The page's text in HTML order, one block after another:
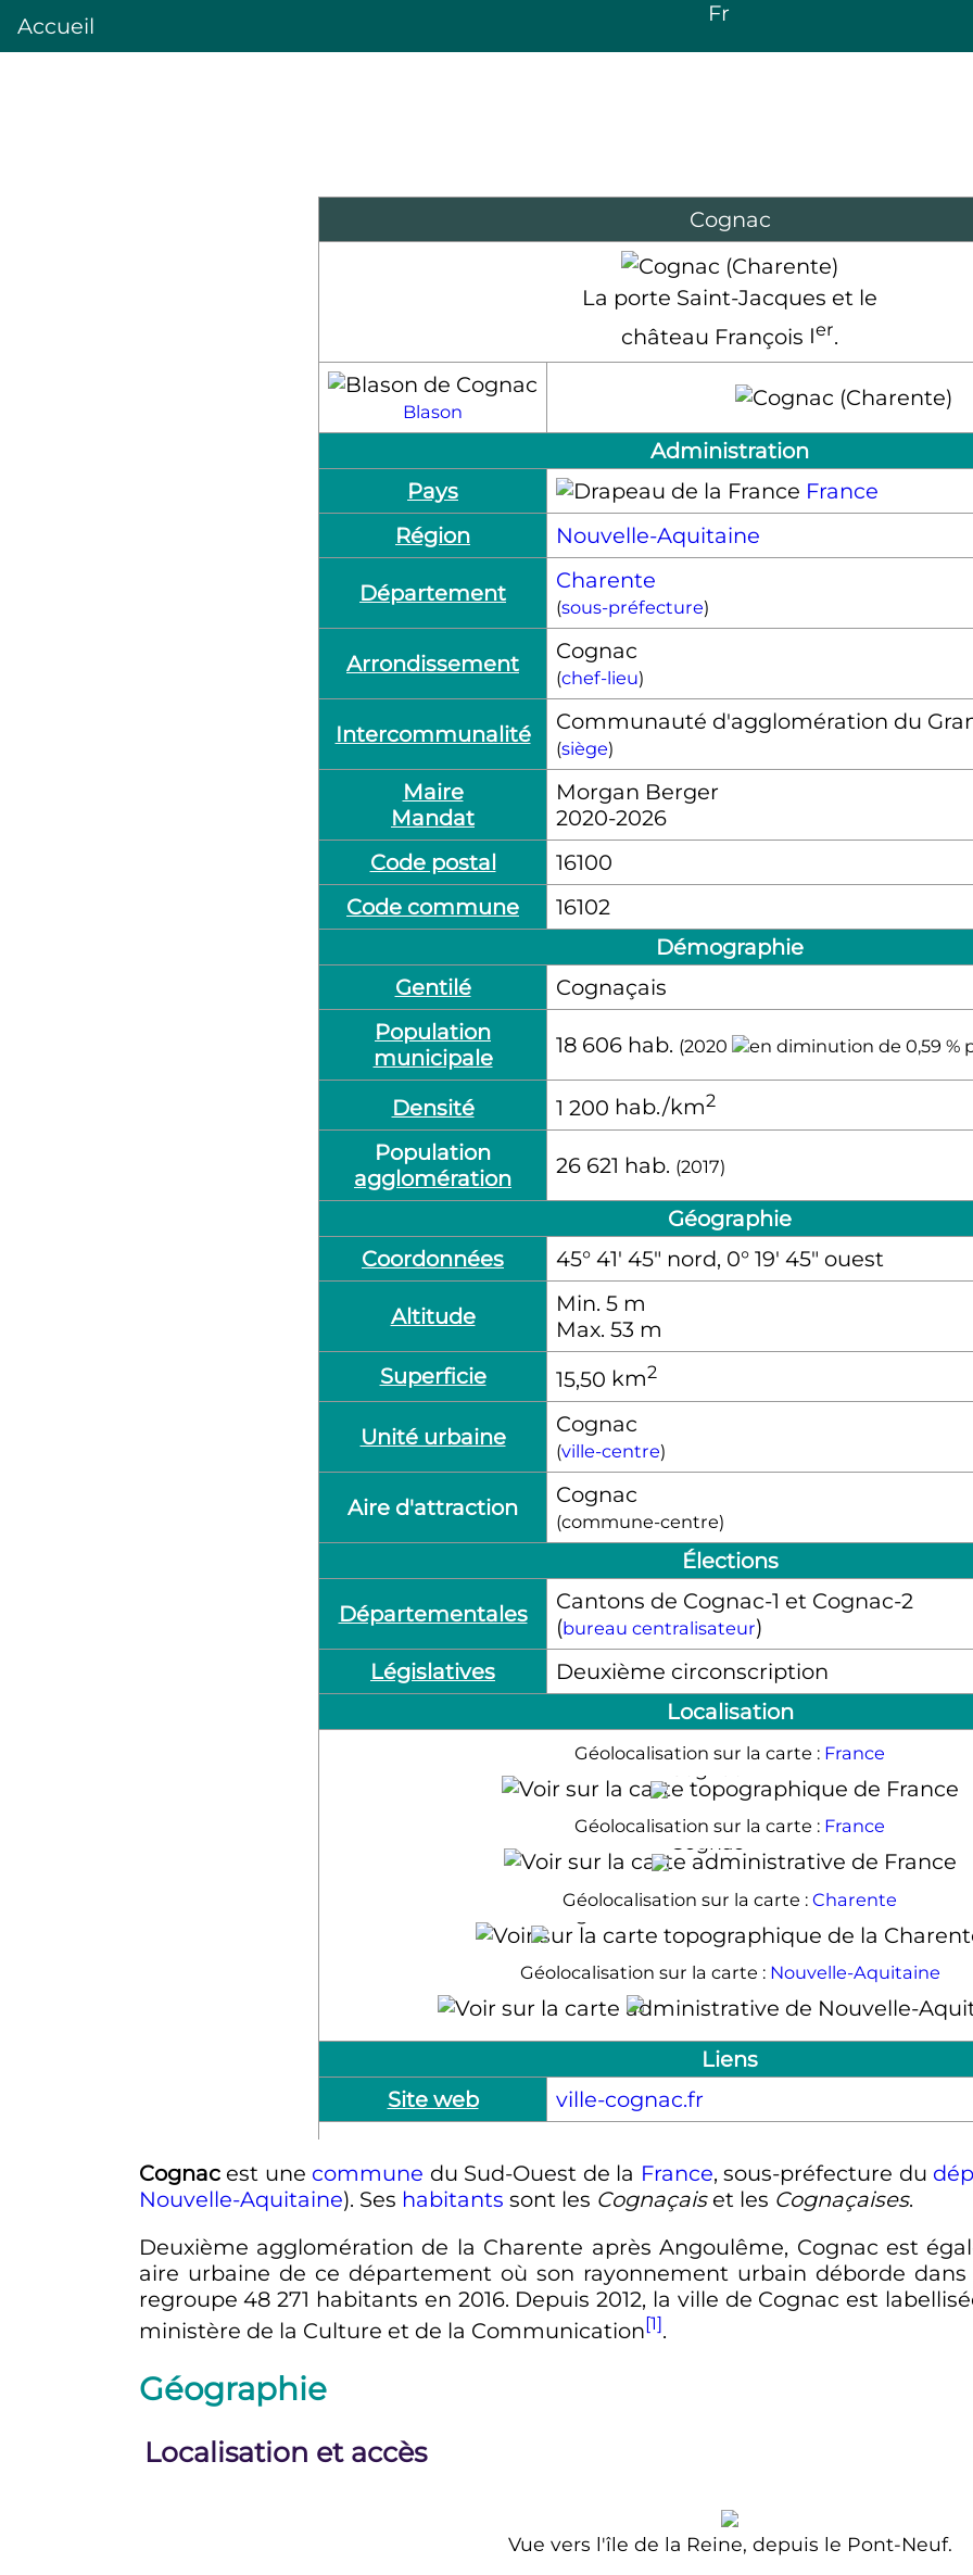
Accueil Fr
Cognac
La porte Saint-Jacques et le
château François Ier.
Blason
Administration
Pays
France
Région
Nouvelle-Aquitaine
Département Charente
(sous-préfecture)
Arrondissement Cognac
(chef-lieu)
Intercommunalité Communauté d'agglomération du
(siège)
Maire
Mandat
Morgan Berger
2020-2026
Code postal
16100
Code commune
16102
Démographie
Gentilé
Cognaçais
Population
municipale
18 606 hab. (2020
Densité 1 200 hab./km2
Population
agglomération
26 621 hab. (2017)
Géographie
Coordonnées
45° 41′ 45″ nord, 0° 19′ 45″ ouest
Altitude Min. 5 m
Max. 53 m
Superficie
15,50 km2
Unité urbaine Cognac
(ville-centre)
Aire d'attraction Cognac
(commune-centre)
Élections
Départementales
Cantons de Cognac-1 et Cognac-2
(bureau centralisateur)
Législatives
Deuxième circonscription
Localisation
Géolocalisation sur la carte : France
Géolocalisation sur la carte : France
Géolocalisation sur la carte : Charente
Cognac
Géolocalisation sur la carte : Nouvelle-Aquitaine
Cognac
Liens
Site web
ville-cognac.fr
Cognacest une commune du Sud-Ouest de la France, sous-préfecture du
Nouvelle-Aquitaine). Ses habitants sont les Cognaçaiset les Cognaçaises.
Deuxième agglomération de la Charente après Angoulême, Cognac est
aire urbaine de ce département où son rayonnement urbain déborde
regroupe48 271 habitants en 2016. Depuis 2012, la ville de Cognac est
ministère de la Culture et de la Communication[1].
Géographie
Localisation et accès
Vue vers l'île de la Reine, depuis le Pont-Neuf.